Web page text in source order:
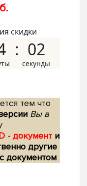
скидки
01
тем что
Вы в
- документ и
другие
документом